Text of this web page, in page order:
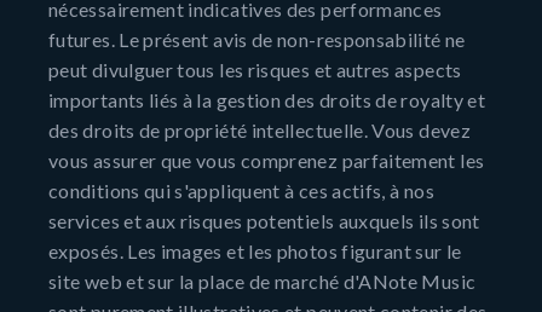
nécessairement indicatives des performances
futures. Le présent avis de non-responsabilité ne
peut divulguer tous les risques et autres aspects
importants liés à la gestion des droits de royalty et
des droits de propriété intellectuelle. Vous devez
vous assurer que vous comprenez parfaitement les
conditions qui s'appliquent à ces actifs, à nos
services et aux risques potentiels auxquels ils sont
exposés. Les images et les photos figurant sur le
site web et sur la place de marché d'ANote Music